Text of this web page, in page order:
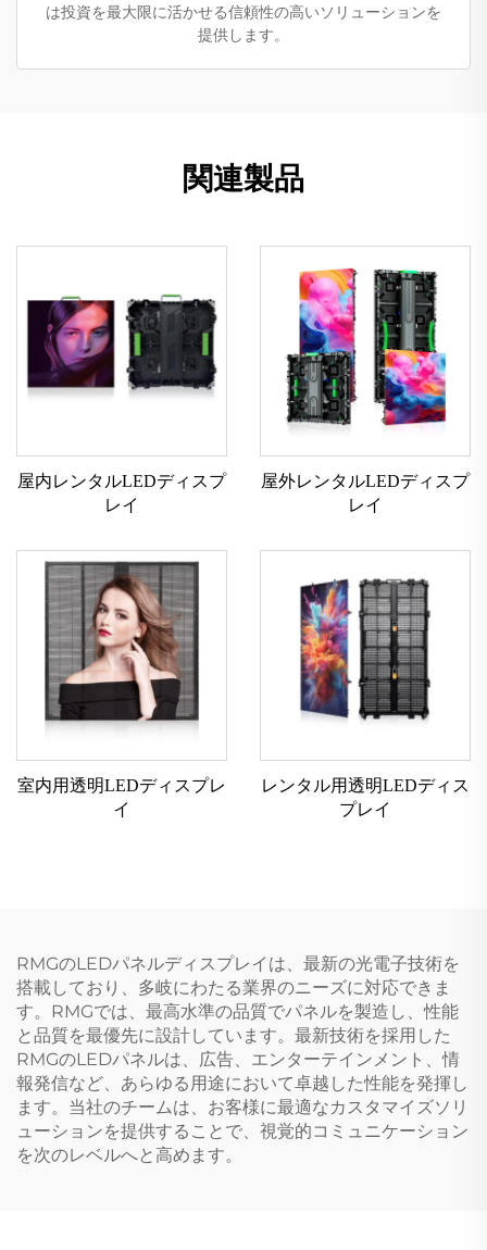
は投資を最大限に活かせる信頼性の高いソリューションを
提供します。
関連製品
屋内レンタルLEDディスプ
レイ
屋外レンタルLEDディスプ
レイ
室内用透明LEDディスプレ
イ
レンタル用透明LEDディス
プレイ
RMGのLEDパネルディスプレイは、最新の光電子技術を
搭載しており、多岐にわたる業界のニーズに対応できま
す。RMGでは、最高水準の品質でパネルを製造し、性能
と品質を最優先に設計しています。最新技術を採用した
RMGのLEDパネルは、広告、エンターテインメント、情
報発信など、あらゆる用途において卓越した性能を発揮し
ます。当社のチームは、お客様に最適なカスタマイズソリ
ューションを提供することで、視覚的コミュニケーション
を次のレベルへと高めます。